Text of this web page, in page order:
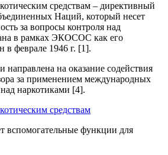
средствам – директивный
Наций, который несет
за вопросы контроля над
в рамках ЭКОСОС как его
в феврале 1946 г. [1].
направлена на оказание содействия
за применением международных
наркотиками [4].
средствам
вспомогательные функции для